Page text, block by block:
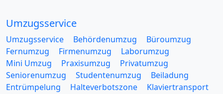
Umzugsservice
Umzugsservice Behördenumzug
Büroumzug
Fernumzug
Firmenumzug
Laborumzug
Mini Umzug
Praxisumzug
Privatumzug
Seniorenumzug
Studentenumzug
Beiladung
Entrümpelung
Halteverbotszone
Klaviertransport